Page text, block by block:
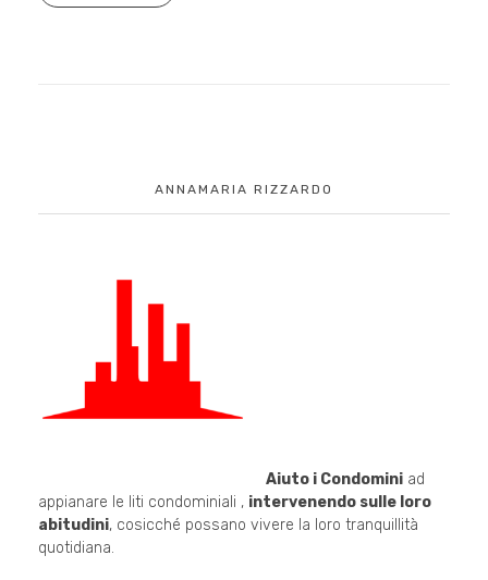
ANNAMARIA RIZZARDO
Aiuto i Condominiad
appianare le liti condominiali , intervenendo sulle loro
abitudini, cosicché possano vivere la loro tranquillità
quotidiana.